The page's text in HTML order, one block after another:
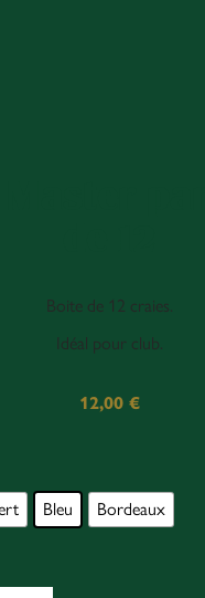
Master
Boite de 12 craies.
Idéal pour club.
12,00 €
Bleu Bordeaux